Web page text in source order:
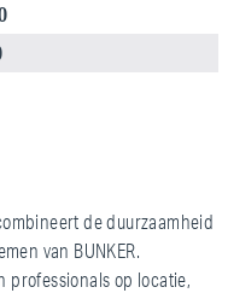
de duurzaamheid
van BUNKER.
professionals op locatie,